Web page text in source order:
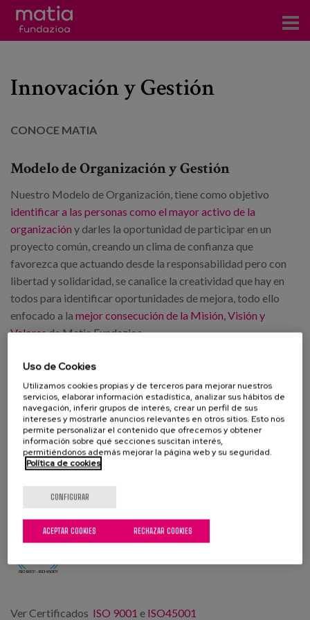
eu
Innovación y Gestión
CONOCE MATIA
Modelo de Organización y Gestión
Nuestro Modelo de Organización, tiene como objetivo
identificar a las personas como el mayor activo de la
organización y darles la oportunidad de participar en un
proyecto común, creando un clima de confianza que
favorezca que actuando desde la responsabilidad pero con
libertad y solidaridad, se canalice la creatividad que hay en
todos para identificar oportunidades de mejora, todo ello
enfocado a la mejor consecución de la Misión, Visión y
Valoresde Matia Fundazioa.
Modelo de Gestión
El Modelo de Gestión de Matia Fundazioa, integra elModelo
de Gestión por Procesos con los valores asociados a nuestro
Modelo organizativo, favoreciendo la transparencia en la
información y comunicación, la capacidad de decisión, la
libertad y la responsabilidad, la orientación a cliente y la
Reconocimientos y certificados
Ver Certificados ISO 9001 e ISO45001
Uso de Cookies
Utilizamos cookies propias y de terceros para mejorar nuestros
servicios, elaborar información estadística, analizar sus hábitos de
navegación, inferir grupos de interés, crear un perfil de sus
intereses y mostrarle anuncios relevantes en otros sitios. Esto nos
permite personalizar el contenido que ofrecemos y obtener
información sobre qué secciones suscitan interés,
permitiéndonos además mejorar la página web y su seguridad.
Política de cookies
CONFIGURAR
RECHAZAR COOKIES
ACEPTAR COOKIES